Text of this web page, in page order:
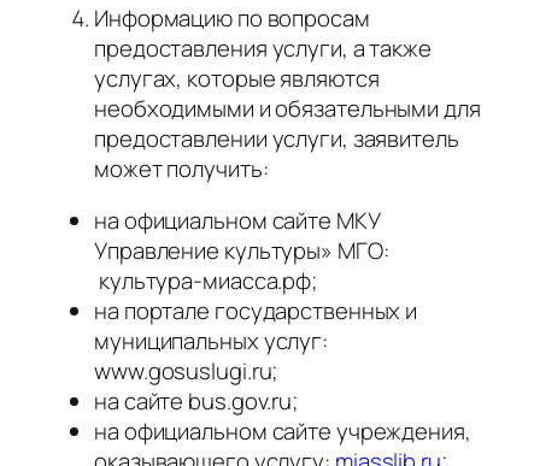
Информацию по вопросам
предоставления услуги, а также
услугах, которые являются
необходимыми и обязательными для
предоставлении услуги, заявитель
может получить:
на официальном сайте МКУ
Управление культуры» МГО:
культура-миасса.рф;
на портале государственных и
муниципальных услуг:
www.gosuslugi.ru;
на сайте bus.gov.ru;
на официальном сайте учреждения,